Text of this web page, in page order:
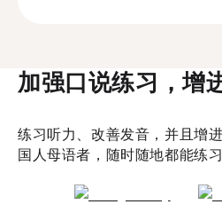
加强口说练习，增
练习听力、改善发音，并且增
国人母语者，随时随地都能练习